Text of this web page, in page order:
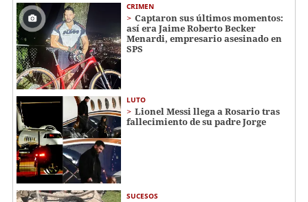
CRIMEN
Captaron sus últimos momentos:
así era Jaime Roberto Becker
Menardi​​​, empresario asesinado en
SPS
LUTO
Lionel Messi llega a Rosario tras
fallecimiento de su padre Jorge
SUCESOS